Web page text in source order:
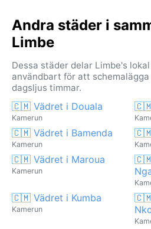
Andra städer i
Limbe
Dessa städer delar Limbe's
användbart för att
dagsljus timmar.
🇨🇲 Vädret i Douala
Kamerun
🇨🇲
🇨🇲 Vädret i Bamenda
Kamerun
🇨🇲
🇨🇲 Vädret i Maroua
Kamerun
🇨🇲
🇨🇲 Vädret i Kumba
Kamerun
🇨🇲